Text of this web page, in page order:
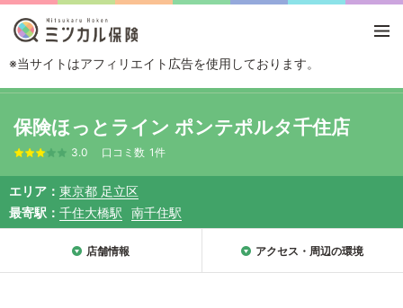
※当サイトはアフィリエイト広告を使用しております。
足立区 保険ほっとライン ポンテポルタ
保険ほっとライン ポンテポルタ千住店
3.0 口コミ数 1件
エリア
東京都 足立区
最寄駅
千住大橋駅 南千住駅
店舗情報 アクセス・周辺の環境